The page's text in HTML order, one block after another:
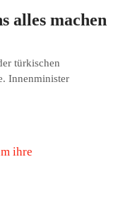
alles machen
türkischen
Innenminister